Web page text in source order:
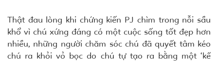
Thật đau lòng khi chứng kiến PJ chìm trong nỗi sầu
khổ vì chú xứng đáng có một cuộc sống tốt đẹp hơn
nhiều, những người chăm sóc chú đã quyết tâm kéo
chú ra khỏi vỏ bọc do chú tự tạo ra bằng một ‘kế